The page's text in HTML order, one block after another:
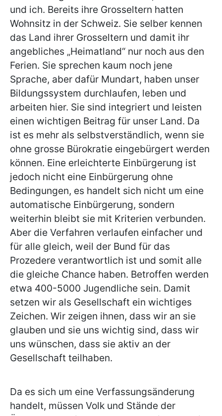
und ich. Bereits ihre Grosseltern hatten
Wohnsitz in der Schweiz. Sie selber kennen
das Land ihrer Grosseltern und damit ihr
angebliches „Heimatland“ nur noch aus den
Ferien. Sie sprechen kaum noch jene
Sprache, aber dafür Mundart, haben unser
Bildungssystem durchlaufen, leben und
arbeiten hier. Sie sind integriert und leisten
einen wichtigen Beitrag für unser Land. Da
ist es mehr als selbstverständlich, wenn sie
ohne grosse Bürokratie eingebürgert werden
können. Eine erleichterte Einbürgerung ist
jedoch nicht eine Einbürgerung ohne
Bedingungen, es handelt sich nicht um eine
automatische Einbürgerung, sondern
weiterhin bleibt sie mit Kriterien verbunden.
Aber die Verfahren verlaufen einfacher und
für alle gleich, weil der Bund für das
Prozedere verantwortlich ist und somit alle
die gleiche Chance haben. Betroffen werden
etwa 400-5000 Jugendliche sein. Damit
setzen wir als Gesellschaft ein wichtiges
Zeichen. Wir zeigen ihnen, dass wir an sie
glauben und sie uns wichtig sind, dass wir
uns wünschen, dass sie aktiv an der
Gesellschaft teilhaben.
Da es sich um eine Verfassungsänderung
handelt, müssen Volk und Stände der